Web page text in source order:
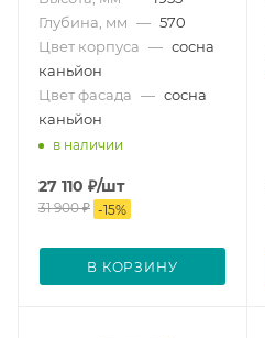
Глубина, мм — 570
Цвет корпуса — сосна
каньйон
Цвет фасада — сосна
каньйон
в наличии
27 110 ₽/шт
31 900₽ -15%
В КОРЗИНУ